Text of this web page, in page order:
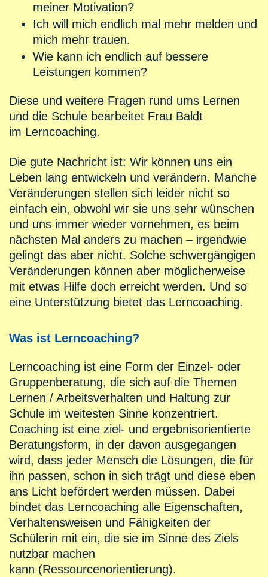
meiner Motivation?
Ich will mich endlich mal mehr melden und
mich mehr trauen.
Wie kann ich endlich auf bessere
Leistungen kommen?
Diese und weitere Fragen rund ums Lernen
und die Schule bearbeitet Frau Baldt
im Lerncoaching.
Die gute Nachricht ist: Wir können uns ein
Leben lang entwickeln und verändern. Manche
Veränderungen stellen sich leider nicht so
einfach ein, obwohl wir sie uns sehr wünschen
und uns immer wieder vornehmen, es beim
nächsten Mal anders zu machen – irgendwie
gelingt das aber nicht. Solche schwergängigen
Veränderungen können aber möglicherweise
mit etwas Hilfe doch erreicht werden. Und so
eine Unterstützung bietet das Lerncoaching.
Was ist Lerncoaching?
Lerncoaching ist eine Form der Einzel- oder
Gruppenberatung, die sich auf die Themen
Lernen / Arbeitsverhalten und Haltung zur
Schule im weitesten Sinne konzentriert.
Coaching ist eine ziel- und ergebnisorientierte
Beratungsform, in der davon ausgegangen
wird, dass jeder Mensch die Lösungen, die für
ihn passen, schon in sich trägt und diese eben
ans Licht befördert werden müssen. Dabei
bindet das Lerncoaching alle Eigenschaften,
Verhaltensweisen und Fähigkeiten der
Schülerin mit ein, die sie im Sinne des Ziels
nutzbar machen
kann (Ressourcenorientierung).